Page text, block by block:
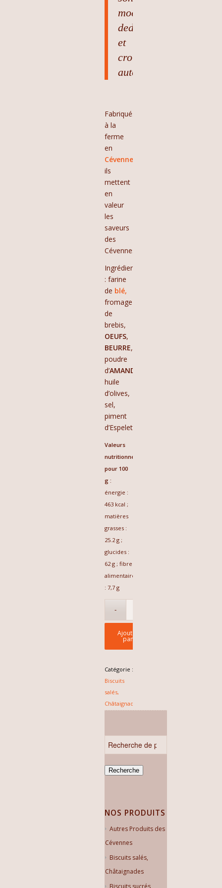
moelleux
dedans
et
croustillants
autour!
Fabriqués
à la
ferme
en
Cévennes,
ils
mettent
en
valeur
les
saveurs
des
Cévennes
Ingrédients
: farine
de blé,
fromage
de
brebis,
OEUFS,
BEURRE,
poudre
d’AMANDES
huile
d’olives,
sel,
piment
d’Espelette
Valeurs
nutritionnelles
pour 100
g :
énergie :
463 kcal ;
matières
grasses :
25.2 g ;
glucides :
62 g ; fibre
alimentaire
: 7,7 g
Ajouter au
panier
Catégorie :
Biscuits
salés,
Châtaignades
Recherche
NOS PRODUITS
Autres Produits des
Cévennes
Biscuits salés,
Châtaignades